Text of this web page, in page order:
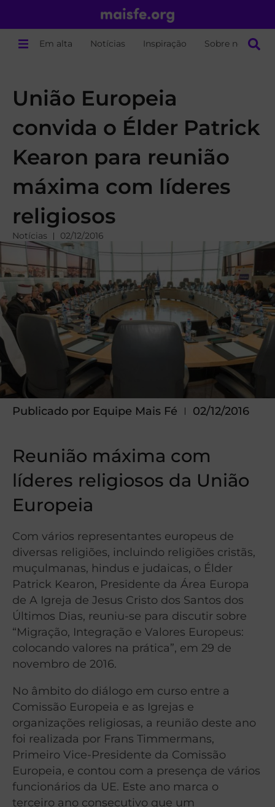
Em alta Notícias Inspiração Sobre nós
União Europeia
convida o Élder Patrick
Kearon para reunião
máxima com líderes
religiosos
Notícias 02/12/2016
Publicado por Equipe Mais Fé 02/12/2016
Reunião máxima com
líderes religiosos da União
Europeia
Com vários representantes europeus de
diversas religiões, incluindo religiões cristãs,
muçulmanas, hindus e judaicas, o Élder
Patrick Kearon, Presidente da Área Europa
de A Igreja de Jesus Cristo dos Santos dos
Últimos Dias, reuniu-se para discutir sobre
“Migração, Integração e Valores Europeus:
colocando valores na prática”, em 29 de
novembro de 2016.
No âmbito do diálogo em curso entre a
Comissão Europeia e as Igrejas e
organizações religiosas, a reunião deste ano
foi realizada por Frans Timmermans,
Primeiro Vice-Presidente da Comissão
Europeia, e contou com a presença de vários
funcionários da UE. Este ano marca o
terceiro ano consecutivo que um